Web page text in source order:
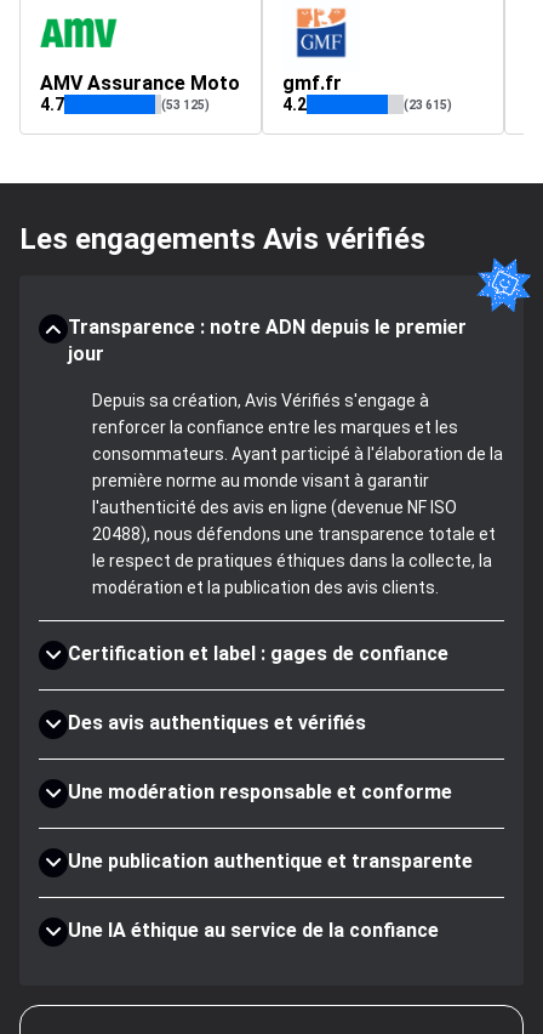
AMV Assurance Moto
4.7 (53 125)
gmf.fr
4.2 (23 615)
Les engagements Avis vérifiés
Transparence : notre ADN depuis le premier
jour
Depuis sa création, Avis Vérifiés s'engage à
renforcer la confiance entre les marques et les
consommateurs. Ayant participé à l'élaboration de la
première norme au monde visant à garantir
l'authenticité des avis en ligne (devenue NF ISO
20488), nous défendons une transparence totale et
le respect de pratiques éthiques dans la collecte, la
modération et la publication des avis clients.
Certification et label : gages de confiance
Des avis authentiques et vérifiés
Une modération responsable et conforme
Une publication authentique et transparente
Une IA éthique au service de la confiance